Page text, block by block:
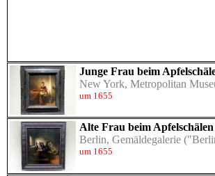
Junge Frau beim
New York, Metropolitan
um 1655
Alte Frau beim Apfelschälen
Berlin, Gemäldegalerie
um 1655